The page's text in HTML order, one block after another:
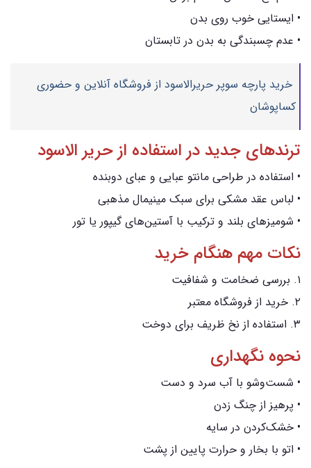
• ایستایی خوب روی بدن
• عدم چسبندگی به بدن در تابستان
خرید پارچه سوپر حریرالاسود از فروشگاه آنلاین و حضوری
کساپوشان
ترندهای جدید در استفاده از حریر الاسود
• استفاده در طراحی مانتو عبایی و عبای دوبنده
• لباس عقد مشکی برای سبک مینیمال مذهبی
• شومیزهای بلند و ترکیب با آستین‌های گیپور یا تور
نکات مهم هنگام خرید
۱. بررسی ضخامت و شفافیت
۲. خرید از فروشگاه معتبر
۳. استفاده از نخ ظریف برای دوخت
نحوه نگهداری
• شست‌وشو با آب سرد و دست
• پرهیز از چنگ زدن
• خشک‌کردن در سایه
• اتو با بخار و حرارت پایین از پشت